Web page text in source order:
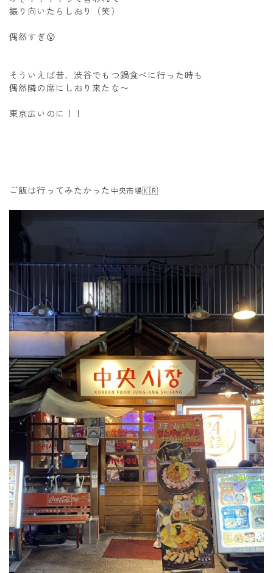
振り向いたらしおり（笑）
偶然すぎ😮
そういえば昔、渋谷でもつ鍋食べに行った時も
偶然隣の席にしおり来たな〜
東京広いのに！！
ご飯は行ってみたかった 中央市場🇰🇷